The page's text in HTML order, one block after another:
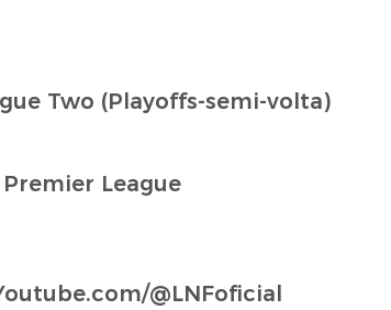
Two (Playoffs-semi-volta)
League
@LNFoficial